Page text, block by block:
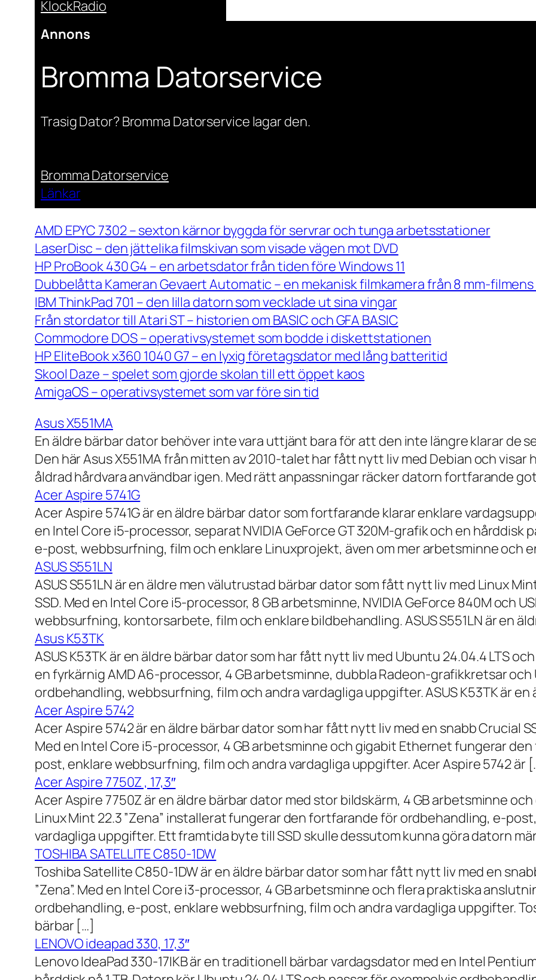
KlockRadio
Annons
Bromma Datorservice
Trasig Dator? Bromma Datorservice lagar den.
Bromma Datorservice
Länkar
AMD EPYC 7302 – sexton kärnor byggda för servrar och tunga arbetsstationer
LaserDisc – den jättelika filmskivan som visade vägen mot DVD
HP ProBook 430 G4 – en arbetsdator från tiden före Windows 11
Dubbelåtta Kameran Gevaert Automatic – en mekanisk filmkamera från 8 mm-
IBM ThinkPad 701 – den lilla datorn som vecklade ut sina vingar
Från stordator till Atari ST – historien om BASIC och GFA BASIC
Commodore DOS – operativsystemet som bodde i diskettstationen
HP EliteBook x360 1040 G7 – en lyxig företagsdator med lång batteritid
Skool Daze – spelet som gjorde skolan till ett öppet kaos
AmigaOS – operativsystemet som var före sin tid
Asus X551MA
En äldre bärbar dator behöver inte vara uttjänt bara för att den inte längre klarar de
Den här Asus X551MA från mitten av 2010-talet har fått nytt liv med Debian och visar
åldrad hårdvara användbar igen. Med rätt anpassningar räcker datorn fortfarande
Acer Aspire 5741G
Acer Aspire 5741G är en äldre bärbar dator som fortfarande klarar enklare
en Intel Core i5-processor, separat NVIDIA GeForce GT 320M-grafik och en hårddisk
e-post, webbsurfning, film och enklare Linuxprojekt, även om mer arbetsminne och
ASUS S551LN
ASUS S551LN är en äldre men välutrustad bärbar dator som fått nytt liv med Linux
SSD. Med en Intel Core i5-processor, 8 GB arbetsminne, NVIDIA GeForce 840M och
webbsurfning, kontorsarbete, film och enklare bildbehandling. ASUS S551LN är en
Asus K53TK
ASUS K53TK är en äldre bärbar dator som har fått nytt liv med Ubuntu 24.04.4 LTS
en fyrkärnig AMD A6-processor, 4 GB arbetsminne, dubbla Radeon-grafikkretsar
ordbehandling, webbsurfning, film och andra vardagliga uppgifter. ASUS K53TK är
Acer Aspire 5742
Acer Aspire 5742 är en äldre bärbar dator som har fått nytt liv med en snabb Crucial
Med en Intel Core i5-processor, 4 GB arbetsminne och gigabit Ethernet fungerar
post, enklare webbsurfning, film och andra vardagliga uppgifter. Acer Aspire 5742 är
Acer Aspire 7750Z , 17,3″
Acer Aspire 7750Z är en äldre bärbar dator med stor bildskärm, 4 GB arbetsminne
Linux Mint 22.3 ”Zena” installerat fungerar den fortfarande för ordbehandling, e-
vardagliga uppgifter. Ett framtida byte till SSD skulle dessutom kunna göra datorn
TOSHIBA SATELLITE C850-1DW
Toshiba Satellite C850-1DW är en äldre bärbar dator som har fått nytt liv med en
”Zena”. Med en Intel Core i3-processor, 4 GB arbetsminne och flera praktiska
ordbehandling, e-post, enklare webbsurfning, film och andra vardagliga uppgifter.
bärbar […]
LENOVO ideapad 330, 17,3″
Lenovo IdeaPad 330-17IKB är en traditionell bärbar vardagsdator med en Intel